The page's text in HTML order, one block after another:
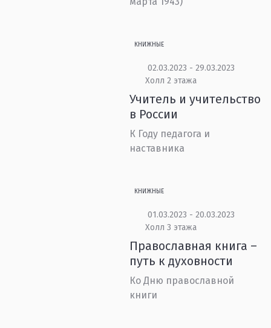
КНИЖНЫЕ
02.03.2023 - 29.03.2023
Холл 2 этажа
Учитель и учительство
в России
К Году педагога и
наставника
КНИЖНЫЕ
01.03.2023 - 20.03.2023
Холл 3 этажа
Православная книга –
путь к духовности
Ко Дню православной
книги